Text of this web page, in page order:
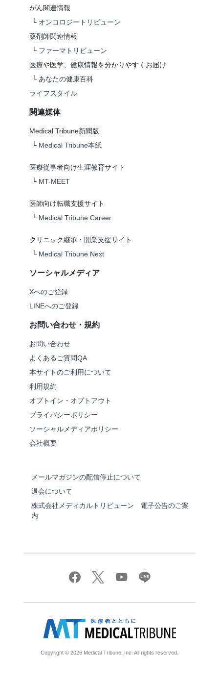
がん関連情報
└ オンコロジートリビューン
薬剤師関連情報
└ ファーマトリビューン
医療や医学、健康情報を分かりやすくお届け
└ あなたの健康百科
ライフスタイル
関連媒体
Medical Tribune新聞版
└ Medical Tribune本紙
医療従事者向け生涯教育サイト
└ MT-MEET
医師向け転職支援サイト
└ Medical Tribune Career
クリニック継承・開業支援サイト
└ Medical Tribune Next
ソーシャルメディア
Xへのご登録
LINEへのご登録
お問い合わせ・規約
お問い合わせ
よくあるご質問QA
本サイトのご利用について
利用規約
オプトイン・オプトアウト
プライバシーポリシー
ソーシャルメディアポリシー
会社概要
メールマガジンの配信停止について
退会について
株式会社メディカルトリビューン 電子公告のご案
内
Copyright © 2026 Medical Tribune, Inc. All rights reserved.